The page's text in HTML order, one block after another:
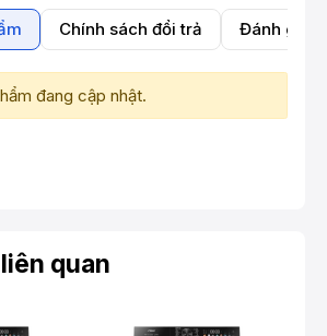
Chính sách đổi trả Đánh giá
đang cập nhật.
quan